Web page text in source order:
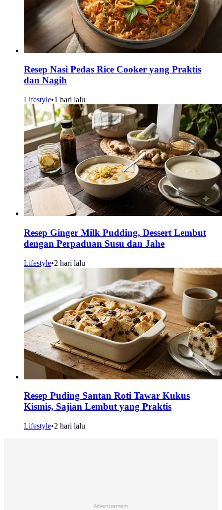
Resep Nasi Pedas Rice Cooker yang Praktis
dan Nagih
Lifestyle•1 hari lalu
Resep Ginger Milk Pudding, Dessert Lembut
dengan Perpaduan Susu dan Jahe
Lifestyle•2 hari lalu
Resep Puding Santan Roti Tawar Kukus
Kismis, Sajian Lembut yang Praktis
Lifestyle•2 hari lalu
Advertisement